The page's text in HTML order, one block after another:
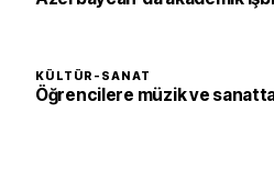
KÜLTÜR-SANAT
Öğrencilere müzik ve